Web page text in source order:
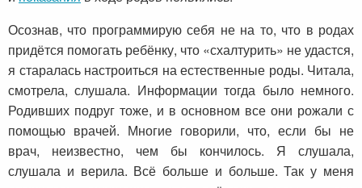
Осознав, что программирую себя не на то, что в родах
придётся помогать ребёнку, что «схалтурить» не удастся,
я старалась настроиться на естественные роды. Читала,
смотрела, слушала. Информации тогда было немного.
Родивших подруг тоже, и в основном все они рожали с
помощью врачей. Многие говорили, что, если бы не
врач, неизвестно, чем бы кончилось. Я слушала,
слушала и верила. Всё больше и больше. Так у меня